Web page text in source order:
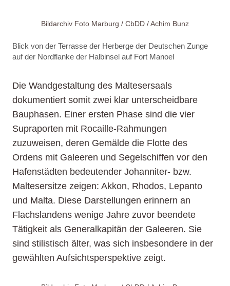
Bildarchiv Foto Marburg / CbDD / Achim Bunz
Blick von der Terrasse der Herberge der Deutschen Zunge
auf der Nordflanke der Halbinsel auf Fort Manoel
Die Wandgestaltung des Maltesersaals
dokumentiert somit zwei klar unterscheidbare
Bauphasen. Einer ersten Phase sind die vier
Supraporten mit Rocaille-Rahmungen
zuzuweisen, deren Gemälde die Flotte des
Ordens mit Galeeren und Segelschiffen vor den
Hafenstädten bedeutender Johanniter- bzw.
Maltesersitze zeigen: Akkon, Rhodos, Lepanto
und Malta. Diese Darstellungen erinnern an
Flachslandens wenige Jahre zuvor beendete
Tätigkeit als Generalkapitän der Galeeren. Sie
sind stilistisch älter, was sich insbesondere in der
gewählten Aufsichtsperspektive zeigt.